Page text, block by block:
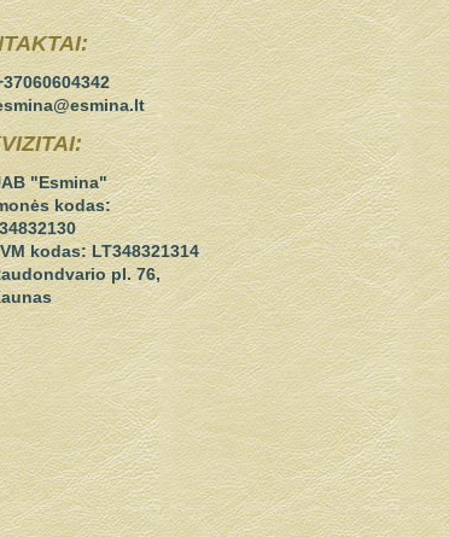
"Esmina"
kodas:
kodas: LT348321314
pl. 76,